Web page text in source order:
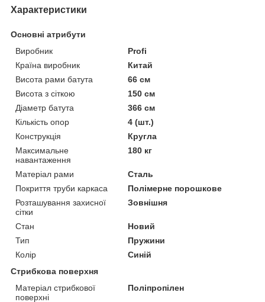
Характеристики
Основні атрибути
Виробник
Profi
Країна виробник
Китай
Висота рами батута
66 см
Висота з сіткою
150 см
Діаметр батута
366 см
Кількість опор
4 (шт.)
Конструкція
Кругла
Максимальне
навантаження
180 кг
Матеріал рами
Сталь
Покриття труби каркаса
Полімерне порошкове
Розташування захисної
сітки
Зовнішня
Стан
Новий
Тип
Пружини
Колір
Синій
Стрибкова поверхня
Матеріал стрибкової
поверхні
Поліпропілен